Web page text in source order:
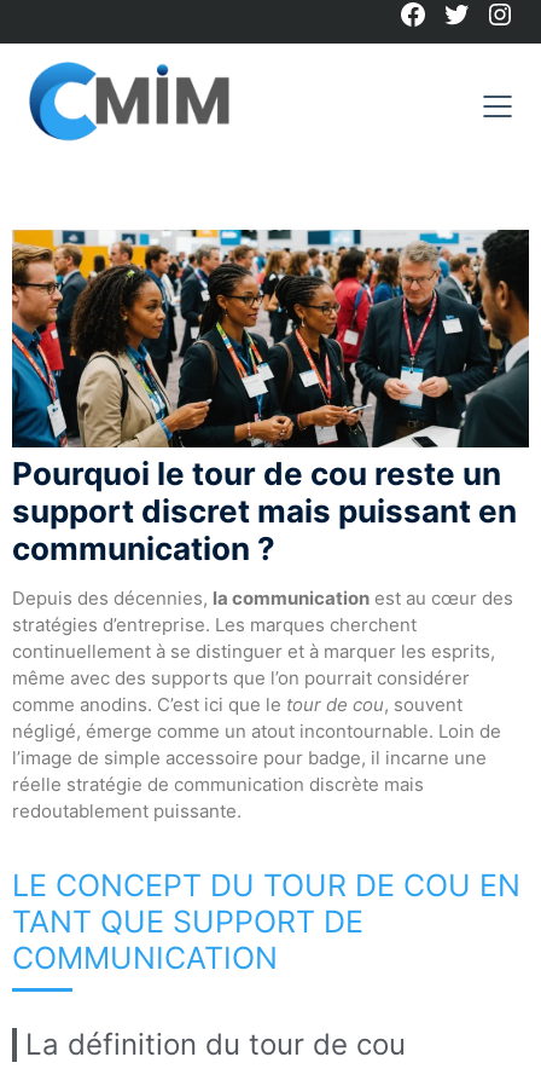
to
content
Facebook
Twitter
Pourquoi le tour de cou reste un
support discret mais puissant en
communication ?
Depuis des décennies, la communication est au cœur des
stratégies d’entreprise. Les marques cherchent
continuellement à se distinguer et à marquer les esprits,
même avec des supports que l’on pourrait considérer
comme anodins. C’est ici que le tour de cou, souvent
négligé, émerge comme un atout incontournable. Loin de
l’image de simple accessoire pour badge, il incarne une
réelle stratégie de communication discrète mais
redoutablement puissante.
LE CONCEPT DU TOUR DE COU EN
TANT QUE SUPPORT DE
COMMUNICATION
La définition du tour de cou